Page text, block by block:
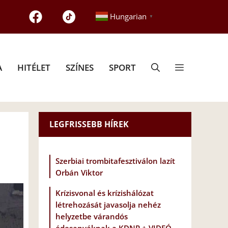
Hungarian ▼
HITÉLET SZÍNES SPORT
LEGFRISSEBB HÍREK
Szerbiai trombitafesztiválon lazít
Orbán Viktor
Krízisvonal és krízishálózat
létrehozását javasolja nehéz
helyzetbe várandós